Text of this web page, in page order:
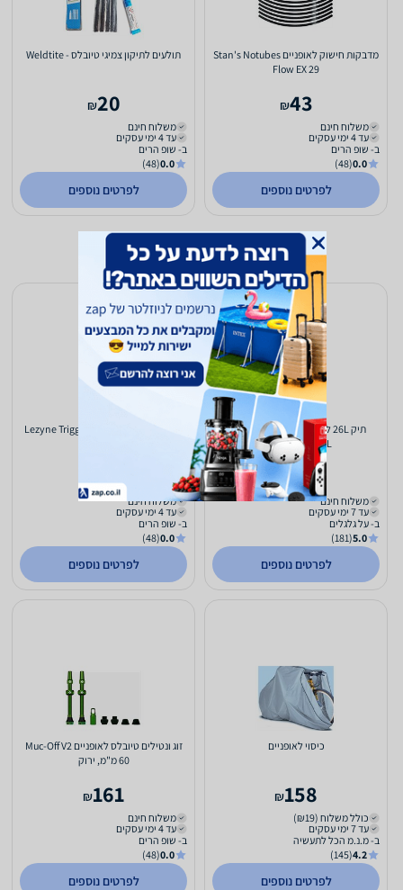
מדבקות חישוק לאופניים Stan's Notubes
Flow EX 29
43
₪
משלוח חינם
עד 4 ימי עסקים
ב- שופ הרים
0.0
(48)
לפרטים נוספים
תולעים לתיקון צמיגי טיובלס - Weldtite
20
₪
משלוח חינם
עד 4 ימי עסקים
ב- שופ הרים
0.0
(48)
לפרטים נוספים
תיק 26L למטיילים ואופניים THULE
ADVANTURE 26L
641
₪
משלוח חינם
עד 7 ימי עסקים
ב- על גלגלים
5.0
(181)
לפרטים נוספים
בלון CO2 עם מזרק אויר Lezyne Trigger
108
₪
משלוח חינם
עד 4 ימי עסקים
ב- שופ הרים
0.0
(48)
לפרטים נוספים
כיסוי לאופניים
158
₪
כולל משלוח (₪19)
עד 7 ימי עסקים
ב- מ.נ.מ הכל לתעשיה
4.2
(145)
לפרטים נוספים
זוג ונטילים טיובלס לאופניים Muc-Off V2
60 מ"מ, ירוק
161
₪
משלוח חינם
עד 4 ימי עסקים
ב- שופ הרים
0.0
(48)
לפרטים נוספים